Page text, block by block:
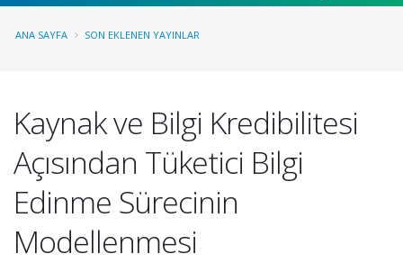
ANA SAYFA SON EKLENEN YAYINLAR
Kaynak ve Bilgi Kredibilitesi
Açısından Tüketici Bilgi
Edinme Sürecinin
Modellenmesi